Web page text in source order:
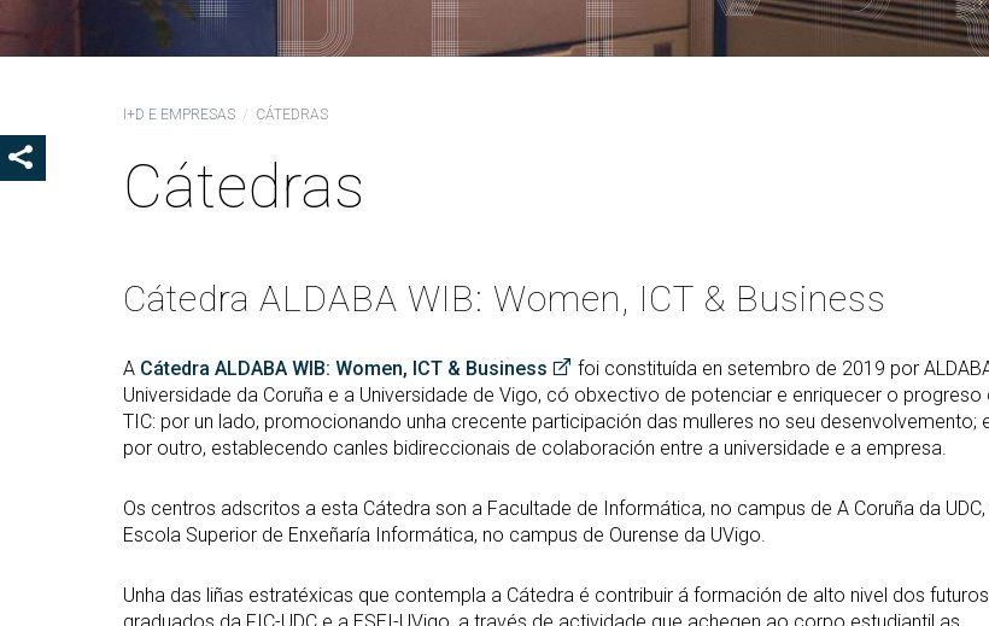
Coordinación
Delegación de Alumnos
Guía de benvida profesorado
extracurriculares
Prácticas en empresa
PARS Grao e Máster en
Enxeñaría Informática
I+D E EMPRESAS CÁTEDRAS
Cátedras
Cátedra ALDABA WIB: Women, ICT & Business
A Cátedra ALDABA WIB: Women, ICT & Business
foi constituída en setembro de 2019 por
Universidade da Coruña e a Universidade de Vigo, có obxectivo de potenciar e enriquecer o progreso
TIC: por un lado, promocionando unha crecente participación das mulleres no seu desenvolvemento;
por outro, establecendo canles bidireccionais de colaboración entre a universidade e a empresa.
Os centros adscritos a esta Cátedra son a Facultade de Informática, no campus de A Coruña da
Escola Superior de Enxeñaría Informática, no campus de Ourense da UVigo.
Unha das liñas estratéxicas que contempla a Cátedra é contribuir á formación de alto nivel dos futuros
MOSTRAR OS BOTÓNS DE COMPARTIR